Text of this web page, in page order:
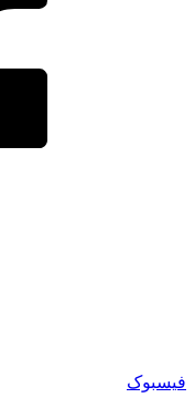
فیسبوک